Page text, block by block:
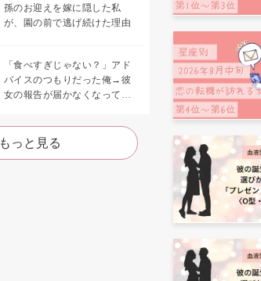
孫のお迎えを嫁に隠した私
が、園の前で逃げ続けた理由
「食べすぎじゃない？」アド
バイスのつもりだった俺→彼
女の報告が届かなくなって、
た
もっと見る